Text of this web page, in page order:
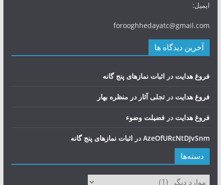
ایمیل:
forooghhedayatc@gmail.com
آخرین دیدگاه ها
فروغ هدایت در اثبات نمازهای پنج گانه
فروغ هدایت در تجلی آثار در منظره بهار
فروغ هدایت در فضيلت وضوء
AzeOfURcNtDJvSnmدر اثبات نمازهای پنج گانه
دسته‌ها
دسته‌ها